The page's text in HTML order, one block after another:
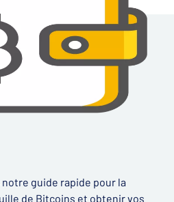
guide rapide pour la
de Bitcoins et obtenir vos